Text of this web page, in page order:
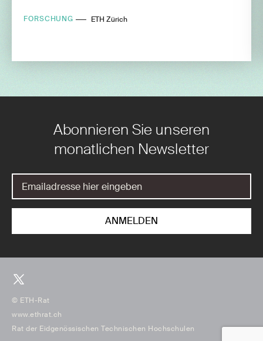
FORSCHUNG ETH Zürich
Abonnieren Sie unseren
monatlichen Newsletter
© ETH-Rat
www.ethrat.ch
Rat der Eidgenössischen Technischen Hochschulen